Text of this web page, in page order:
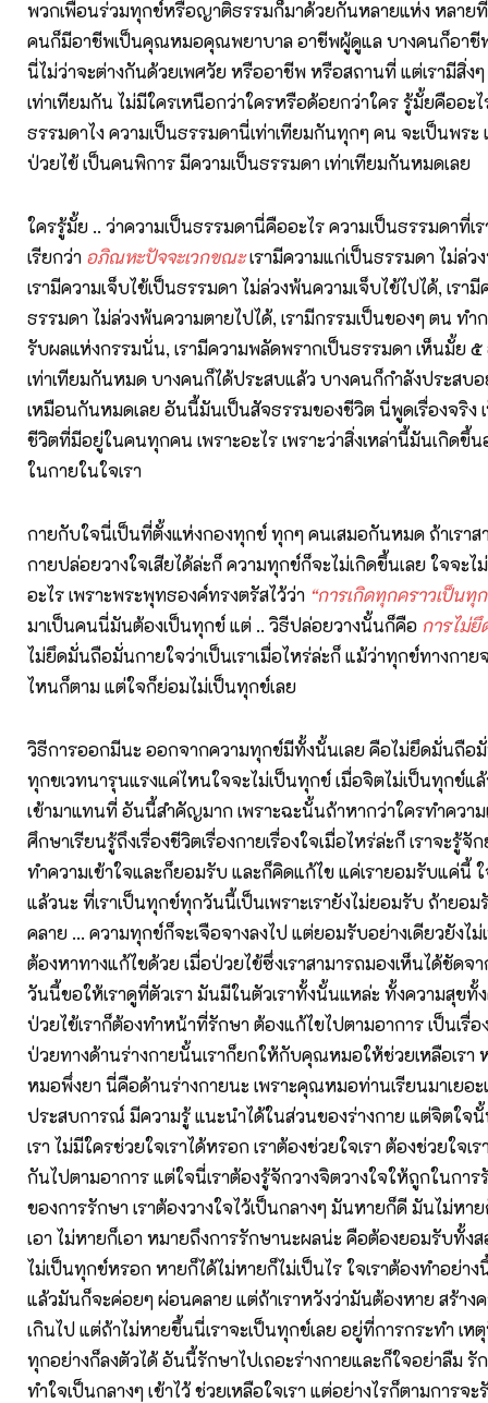
พวกเพื่อนร่วมทุกข์หรือญาติธรรมก็มาด้วยกันหลายแห่ง หลาย
คนก็มีอาชีพเป็นคุณหมอคุณพยาบาล อาชีพผู้ดูแล บางคนก็อาชี
นี่ไม่ว่าจะต่างกันด้วยเพศวัย หรืออาชีพ หรือสถานที่ แต่เรามีสิ่ง
เท่าเทียมกัน ไม่มีใครเหนือกว่าใครหรือด้อยกว่าใคร รู้มั้ยคืออะ
ธรรมดาไง ความเป็นธรรมดานี่เท่าเทียมกันทุกๆ คน จะเป็นพระ
ป่วยไข้ เป็นคนพิการ มีความเป็นธรรมดา เท่าเทียมกันหมดเลย
ใครรู้มั้ย .. ว่าความเป็นธรรมดานี่คืออะไร ความเป็นธรรมดาที่เ
เรียกว่า อภิณหะปัจจะเวกขณะเรามีความแก่เป็นธรรมดา ไม่ล่ว
เรามีความเจ็บไข้เป็นธรรมดา ไม่ล่วงพ้นความเจ็บไข้ไปได้, เรา
ธรรมดา ไม่ล่วงพ้นความตายไปได้, เรามีกรรมเป็นของๆ ตน ทำ
รับผลแห่งกรรมนั่น, เรามีความพลัดพรากเป็นธรรมดา เห็นมั้ย
เท่าเทียมกันหมด บางคนก็ได้ประสบแล้ว บางคนก็กำลังประสบ
เหมือนกันหมดเลย อันนี้มันเป็นสัจธรรมของชีวิต นี่พูดเรื่องจริง
ชีวิตที่มีอยู่ในคนทุกคน เพราะอะไร เพราะว่าสิ่งเหล่านี้มันเกิดขึ้
ในกายในใจเรา
กายกับใจนี่เป็นที่ตั้งแห่งกองทุกข์ ทุกๆ คนเสมอกันหมด ถ้าเราส
กายปล่อยวางใจเสียได้ล่ะก็ ความทุกข์ก็จะไม่เกิดขึ้นเลย ใจจะไ
อะไร เพราะพระพุทธองค์ทรงตรัสไว้ว่า “การเกิดทุกคราวเป็นทุ
มาเป็นคนนี่มันต้องเป็นทุกข์ แต่ .. วิธีปล่อยวางนั้นก็คือ การไม่
ไม่ยึดมั่นถือมั่นกายใจว่าเป็นเราเมื่อไหร่ล่ะก็ แม้ว่าทุกข์ทางกา
ไหนก็ตาม แต่ใจก็ย่อมไม่เป็นทุกข์เลย
วิธีการออกมีนะ ออกจากความทุกข์มีทั้งนั้นเลย คือไม่ยึดมั่นถือมั่
ทุกขเวทนารุนแรงแค่ไหนใจจะไม่เป็นทุกข์ เมื่อจิตไม่เป็นทุกข์แ
เข้ามาแทนที่ อันนี้สำคัญมาก เพราะฉะนั้นถ้าหากว่าใครทำความ
ศึกษาเรียนรู้ถึงเรื่องชีวิตเรื่องกายเรื่องใจเมื่อไหร่ล่ะก็ เราจะรู้จั
ทำความเข้าใจและก็ยอมรับ และก็คิดแก้ไข แค่เรายอมรับแค่นี้
แล้วนะ ที่เราเป็นทุกข์ทุกวันนี้เป็นเพราะเรายังไม่ยอมรับ ถ้ายอ
คลาย ... ความทุกข์ก็จะเจือจางลงไป แต่ยอมรับอย่างเดียวยังไม่
ต้องหาทางแก้ไขด้วย เมื่อป่วยไข้ซึ่งเราสามารถมองเห็นได้ชัดจ
วันนี้ขอให้เราดูที่ตัวเรา มันมีในตัวเราทั้งนั้นแหล่ะ ทั้งความสุขทั้
ป่วยไข้เราก็ต้องทำหน้าที่รักษา ต้องแก้ไขไปตามอาการ เป็นเรื่
ป่วยทางด้านร่างกายนั้นเราก็ยกให้กับคุณหมอให้ช่วยเหลือเรา
หมอพึ่งยา นี่คือด้านร่างกายนะ เพราะคุณหมอท่านเรียนมาเยอะ
ประสบการณ์ มีความรู้ แนะนำได้ในส่วนของร่างกาย แต่จิตใจนั้
เรา ไม่มีใครช่วยใจเราได้หรอก เราต้องช่วยใจเรา ต้องช่วยใจเ
กันไปตามอาการ แต่ใจนี่เราต้องรู้จักวางจิตวางใจให้ถูกในการ
ของการรักษา เราต้องวางใจไว้เป็นกลางๆ มันหายก็ดี มันไม่หา
เอา ไม่หายก็เอา หมายถึงการรักษานะผลน่ะ คือต้องยอมรับทั้ง
ไม่เป็นทุกข์หรอก หายก็ได้ไม่หายก็ไม่เป็นไร ใจเราต้องทำอย่า
แล้วมันก็จะค่อยๆ ผ่อนคลาย แต่ถ้าเราหวังว่ามันต้องหาย สร้าง
เกินไป แต่ถ้าไม่หายขึ้นนี่เราจะเป็นทุกข์เลย อยู่ที่การกระทำ เ
ทุกอย่างก็ลงตัวได้ อันนี้รักษาไปเถอะร่างกายและก็ใจอย่าลืม รั
ทำใจเป็นกลางๆ เข้าไว้ ช่วยเหลือใจเรา แต่อย่างไรก็ตามการจ